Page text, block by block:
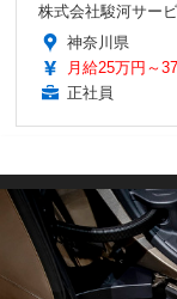
株式会社駿河サー
神奈川県
月給25万円～
正社員